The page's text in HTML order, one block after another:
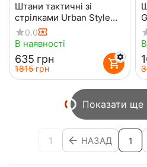
Штани тактичні зі
стрілками Urban Style
Black
0.0
В наявності
‍635‍ грн
‍1815‍ грн
Показати ще
1 НАЗАД 1